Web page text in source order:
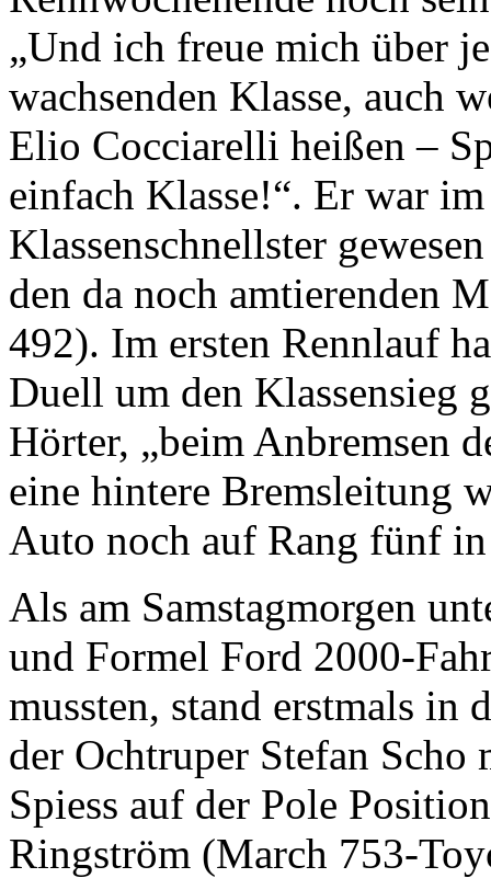
„Und ich freue mich über
wachsenden Klasse, auch
Elio Cocciarelli heißen –
einfach Klasse!“. Er war
Klassenschnellster
den da noch amtierenden
492). Im ersten Rennlauf
Duell um den Klassensieg
Hörter, „beim Anbremsen
eine hintere Bremsleitung
Auto noch auf Rang fünf
Als am Samstagmorgen
und Formel Ford 2000-
mussten, stand erstmals in
der Ochtruper Stefan
Spiess auf der Pole
Ringström (March 753-